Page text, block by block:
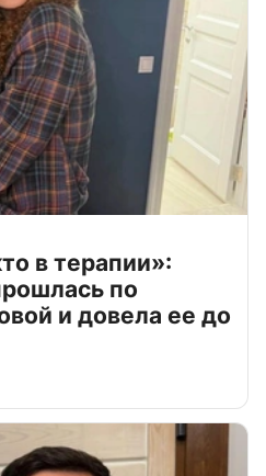
в терапии»:
по
и довела ее до